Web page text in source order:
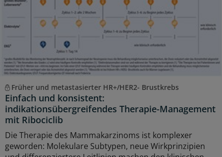
Früher und metastasierter HR+/HER2- Brustkrebs
Einfach und konsistent:
indikationsübergreifendes Therapie-Management
mit Ribociclib
Die Therapie des Mammakarzinoms ist komplexer
geworden: Molekulare Subtypen, neue Wirkprinzipien